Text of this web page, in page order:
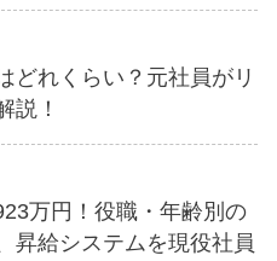
どれくらい？元社員がリ
説！
万円！役職・年齢別の
昇給システムを現役社員